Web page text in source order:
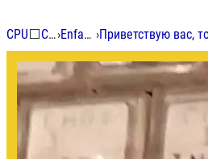
CPU⬜ Chroniques› Enfant du futur immédiat ›